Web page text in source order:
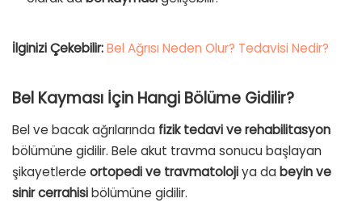
İlginizi Çekebilir:Bel Ağrısı Neden Olur? Tedavisi Nedir?
Bel Kayması İçin Hangi Bölüme Gidilir?
Bel ve bacak ağrılarında fizik tedavi ve rehabilitasyon
bölümüne gidilir. Bele akut travma sonucu başlayan
şikayetlerde ortopedi ve travmatolojiya da beyin ve
sinir cerrahisibölümüne gidilir.